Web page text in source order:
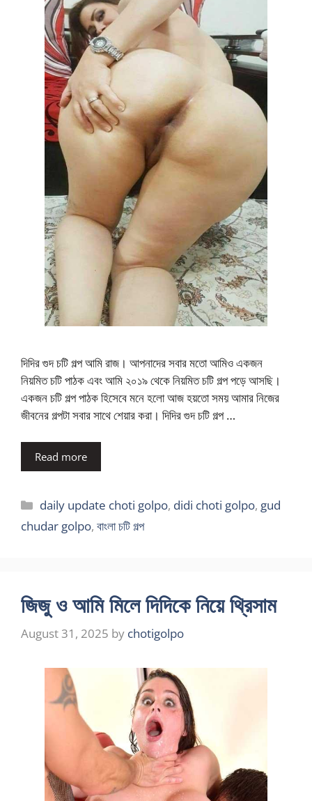
দিদির গুদ চটি গল্প আমি রাজ। আপনাদের সবার মতো আমিও একজন
নিয়মিত চটি পাঠক এবং আমি ২০১৯ থেকে নিয়মিত চটি গল্প পড়ে আসছি।
একজন চটি গল্প পাঠক হিসেবে মনে হলো আজ হয়তো সময় আমার নিজের
জীবনের গল্পটা সবার সাথে শেয়ার করা। দিদির গুদ চটি গল্প …
Read more
Categories
daily update choti golpo, didi choti golpo, gud
chudar golpo, বাংলা চটি গল্প
জিজু ও আমি মিলে দিদিকে নিয়ে থ্রিসাম
August 31, 2025 by chotigolpo